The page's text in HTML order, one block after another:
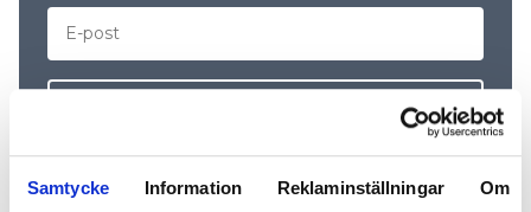
Samtycke Information Reklaminställningar Om